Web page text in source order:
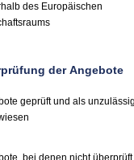
des Europäischen
der Angebote
geprüft und als
bei denen nicht überprüft